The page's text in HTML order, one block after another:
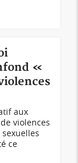
«
aux
violences
ce